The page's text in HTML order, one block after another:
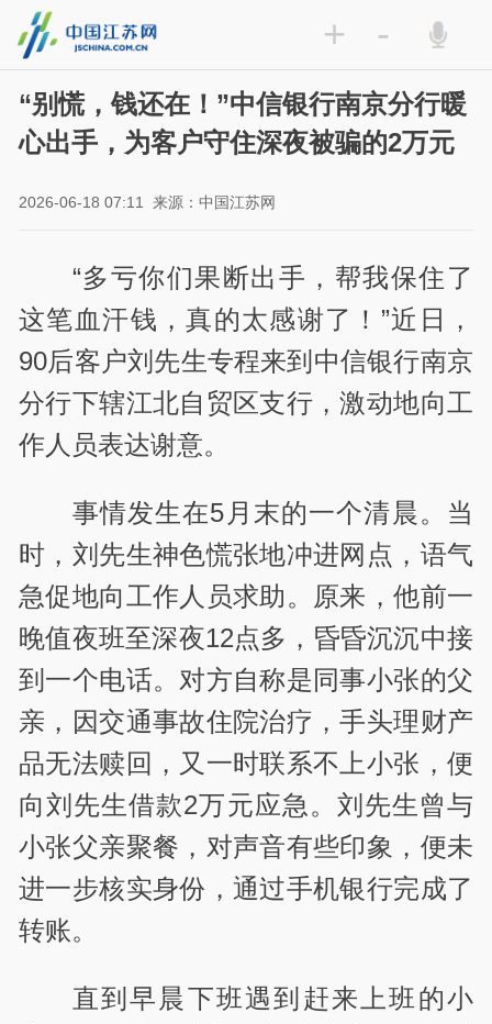
+ -
“别慌，钱还在！”中信银行南京分行暖
心出手，为客户守住深夜被骗的2万元
2026-06-18 07:11 来源：中国江苏网
“多亏你们果断出手，帮我保住了
这笔血汗钱，真的太感谢了！”近日，
90后客户刘先生专程来到中信银行南京
分行下辖江北自贸区支行，激动地向工
作人员表达谢意。
事情发生在5月末的一个清晨。当
时，刘先生神色慌张地冲进网点，语气
急促地向工作人员求助。原来，他前一
晚值夜班至深夜12点多，昏昏沉沉中接
到一个电话。对方自称是同事小张的父
亲，因交通事故住院治疗，手头理财产
品无法赎回，又一时联系不上小张，便
向刘先生借款2万元应急。刘先生曾与
小张父亲聚餐，对声音有些印象，便未
进一步核实身份，通过手机银行完成了
转账。
直到早晨下班遇到赶来上班的小